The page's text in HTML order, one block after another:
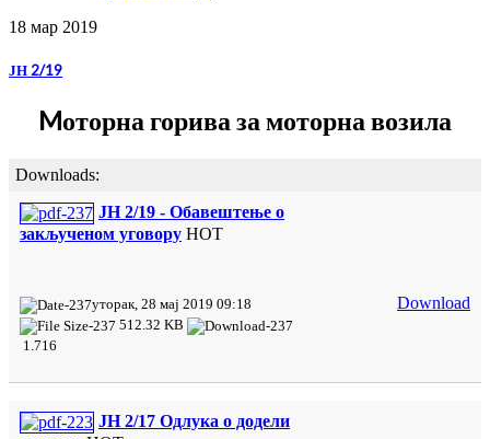
18 мар 2019
ЈН 2/19
Mоторна горива за моторна возила
Downloads:
ЈН 2/19 - Обавештење о
закљученом уговору HOT
уторак, 28 мај 2019 09:18
512.32 KB
1.716
Download
JН 2/17 Одлука о додели